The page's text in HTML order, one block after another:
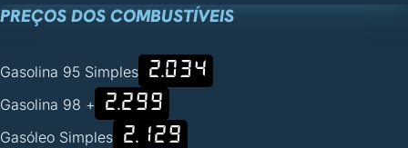
PREÇOS DOS COMBUSTÍVEIS
Gasolina 95 Simples 2.034
Gasolina 98 + 2.299
Gasóleo Simples 2.129